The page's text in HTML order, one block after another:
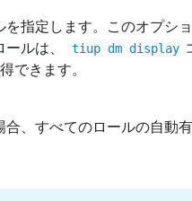
指定します。このオプシ
ルは、
tiup dm display
できます。
、すべてのロールの自動